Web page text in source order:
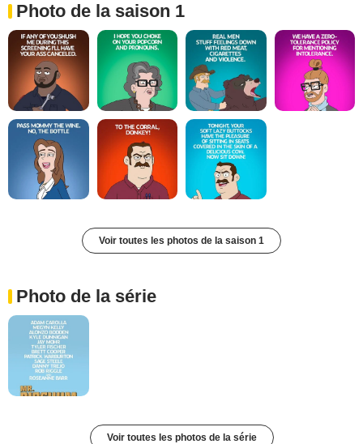
Photo de la saison 1
Voir toutes les photos de la saison 1
Photo de la série
Voir toutes les photos de la série